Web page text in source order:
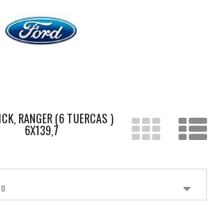
RANGER (6 TUERCAS )
6X139,7